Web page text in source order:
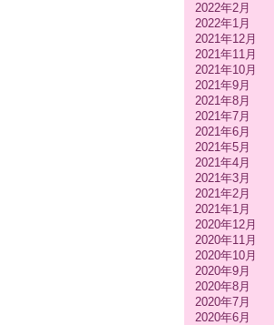
2022年2月
2022年1月
2021年12月
2021年11月
2021年10月
2021年9月
2021年8月
2021年7月
2021年6月
2021年5月
2021年4月
2021年3月
2021年2月
2021年1月
2020年12月
2020年11月
2020年10月
2020年9月
2020年8月
2020年7月
2020年6月